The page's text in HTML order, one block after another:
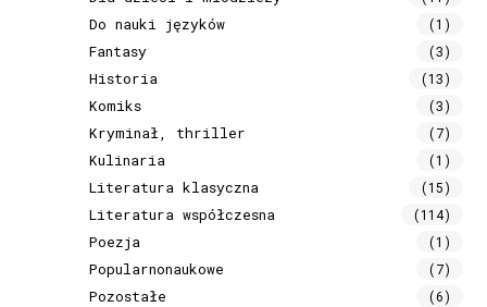
Do nauki języków (1)
Fantasy (3)
Historia (13)
Komiks (3)
Kryminał, thriller (7)
Kulinaria (1)
Literatura klasyczna (15)
Literatura współczesna (114)
Poezja (1)
Popularnonaukowe (7)
Pozostałe (6)